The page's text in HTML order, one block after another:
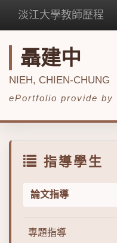
淡江大學教師歷程
聶建中
NIEH, CHIEN-CHUNG
ePortfolio provide by
指導學生
論文指導
專題指導